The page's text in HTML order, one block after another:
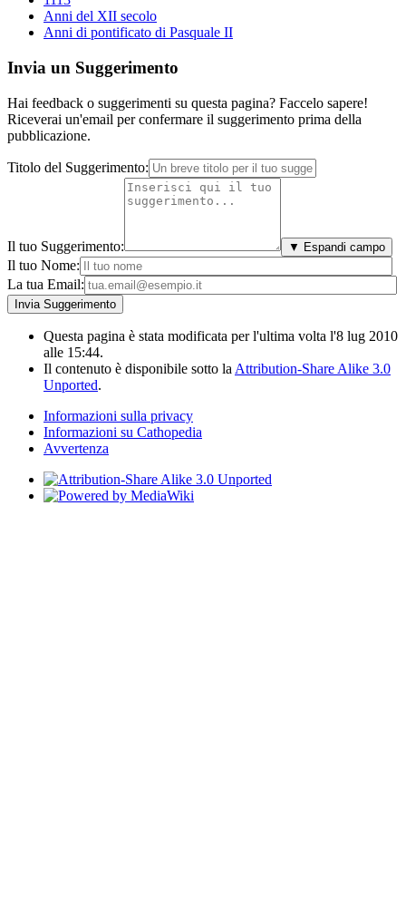
Anni del XII secolo
Anni di pontificato di Pasquale II
Invia un Suggerimento
Hai feedback o suggerimenti su questa pagina? Faccelo sapere!
Riceverai un'email per confermare il suggerimento prima della
pubblicazione.
Titolo del Suggerimento:
Il tuo Suggerimento: ▼ Espandi campo
Il tuo Nome:
La tua Email:
Questa pagina è stata modificata per l'ultima volta l'8 lug 2010
alle 15:44.
Il contenuto è disponibile sotto la Attribution-Share Alike 3.0
Unported.
Informazioni sulla privacy
Informazioni su Cathopedia
Avvertenza